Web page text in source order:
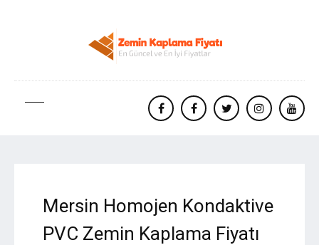
facebookFacebooktwitterinstagram
Mersin Homojen Kondaktive
PVC Zemin Kaplama Fiyatı